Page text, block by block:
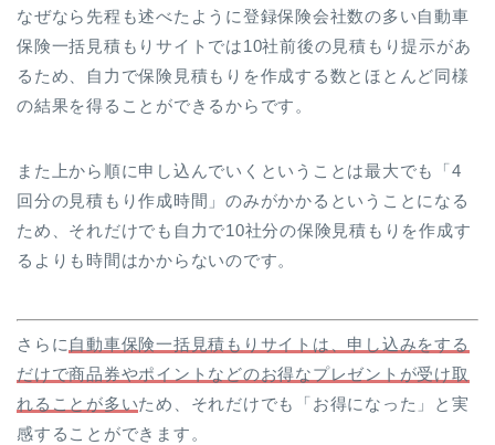
なぜなら先程も述べたように登録保険会社数の多い自動車
保険一括見積もりサイトでは10社前後の見積もり提示があ
るため、自力で保険見積もりを作成する数とほとんど同様
の結果を得ることができるからです。
また上から順に申し込んでいくということは最大でも「4
回分の見積もり作成時間」のみがかかるということになる
ため、それだけでも自力で10社分の保険見積もりを作成す
るよりも時間はかからないのです。
さらに 自動車保険一括見積もりサイトは、申し込みをする
だけで商品券やポイントなどのお得なプレゼントが受け取
れることが多いため、それだけでも「お得になった」と実
感することができます。